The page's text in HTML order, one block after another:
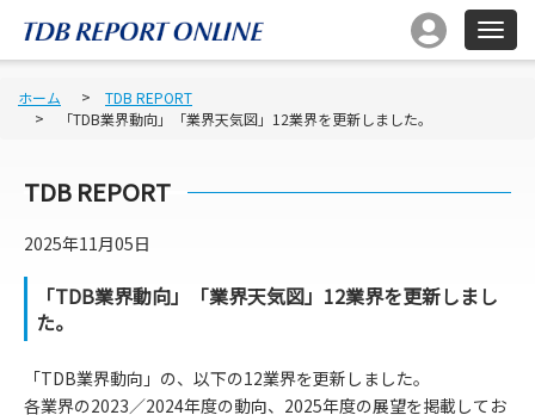
ホーム
TDB REPORT
「TDB業界動向」「業界天気図」12業界を更新しました。
TDB REPORT
2025年11月05日
「TDB業界動向」「業界天気図」12業界を更新しまし
た。
「TDB業界動向」の、以下の12業界を更新しました。
各業界の2023／2024年度の動向、2025年度の展望を掲載してお